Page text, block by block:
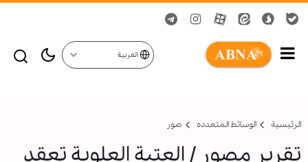
العربية
الرئيسية الوسائط المتعدده صور
تقرير مصور / العتبة العلوية تعقد